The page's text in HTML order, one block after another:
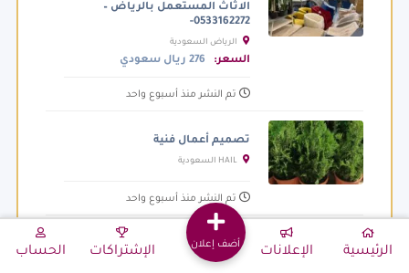
الاثاث المستعمل بالرياض –
0533162272-
السعر: 276 ريال سعودي
تم النشر منذ أسبوع واحد
تصميم أعمال فنية
تم النشر منذ أسبوع واحد
دينا طش الأثاث القديم بالرياض
0َ507019022 حي الياسمين بالرياض
الرئيسية الإعلانات
أضف إعلان
الإشتراكات الحساب